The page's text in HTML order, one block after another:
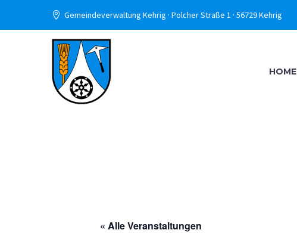
Gemeindeverwaltung Kehrig · Polcher Straße 1 · 56729 Kehrig
HOME
« Alle Veranstaltungen